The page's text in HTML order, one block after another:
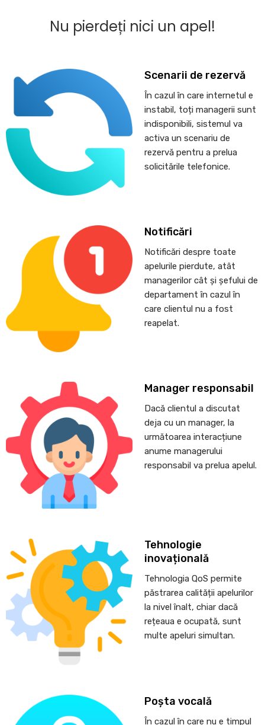
Nu pierdeți nici un apel!
Scenarii de rezervă
În cazul în care internetul e
instabil, toți managerii sunt
indisponibili, sistemul va
activa un scenariu de
rezervă pentru a prelua
solicitările telefonice.
Notificări
Notificări despre toate
apelurile pierdute, atât
managerilor cât și șefului de
departament în cazul în
care clientul nu a fost
reapelat.
Manager responsabil
Dacă clientul a discutat
deja cu un manager, la
următoarea interacțiune
anume managerului
responsabil va prelua apelul.
Tehnologie
inovațională
Tehnologia QoS permite
păstrarea calității apelurilor
la nivel înalt, chiar dacă
rețeaua e ocupată, sunt
multe apeluri simultan.
Poșta vocală
În cazul în care nu e timpul